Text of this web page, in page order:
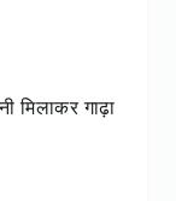
मिलाकर गाढ़ा